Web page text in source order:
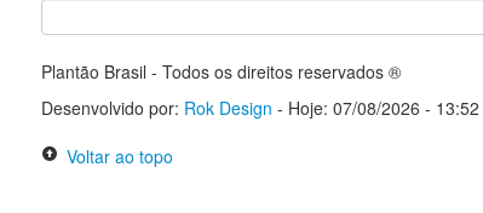
Plantão Brasil - Todos os direitos reservados ®
Desenvolvido por: Rok Design - Hoje: 07/08/2026 - 13:52
Voltar ao topo